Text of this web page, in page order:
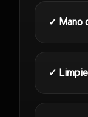
✓ Mano
✓